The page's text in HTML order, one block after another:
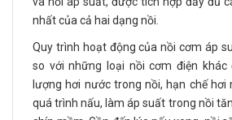
nhất của cả hai dạng nồi.
Quy trình hoạt động của nồi cơm áp
so với những loại nồi cơm điện
lượng hơi nước trong nồi, hạn chế
quá trình nấu, làm áp suất trong nồi